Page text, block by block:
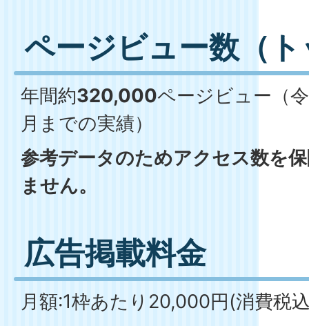
ページビュー数（
年間約320,000ページビュー（
月までの実績）
参考データのためアクセス数を
ません。
広告掲載料金
月額:1枠あたり20,000円(消費税